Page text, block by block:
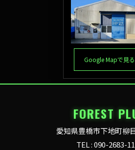
Google Mapで見る
FOREST
愛知県豊橋市下地町柳
TEL : 090-2683-